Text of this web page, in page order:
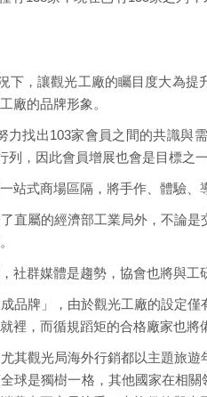
下，讓觀光工廠的矚目度大為
廠的品牌形象。
找出103家會員之間的共識與
，因此會員增展也會是目標之一
式商場區隔，將手作、體驗、
直屬的經濟部工業局外，不論
群媒體是趨勢，協會也將與工
品牌」，由於觀光工廠的設定
裡，而循規蹈矩的合格廠家也將
其觀光局海外行銷都以主題旅
球是獨樹一格，其他國家在相